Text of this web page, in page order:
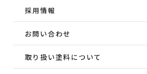
採用情報
お問い合わせ
取り扱い塗料について